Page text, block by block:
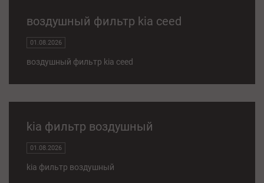
воздушный фильтр kia ceed
01.08.2026
воздушный фильтр kia ceed
kia фильтр воздушный
01.08.2026
kia фильтр воздушный